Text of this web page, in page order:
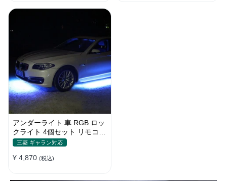
アンダーライト 車 RGB ロッ
クライト 4個セット リモコン
付き ボタンスイッチ付き 多
装飾用 防水 おしゃれ
三菱 ギャラン対応
¥ 4,870 (税込)